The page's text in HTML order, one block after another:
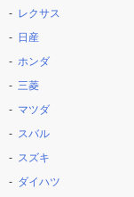
レクサス
日産
ホンダ
三菱
マツダ
スバル
スズキ
ダイハツ